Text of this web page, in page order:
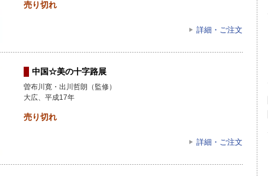
売り切れ
詳細・ご注文
中国☆美の十字路展
曽布川寛・出川哲朗（監修）
大広、平成17年
売り切れ
詳細・ご注文